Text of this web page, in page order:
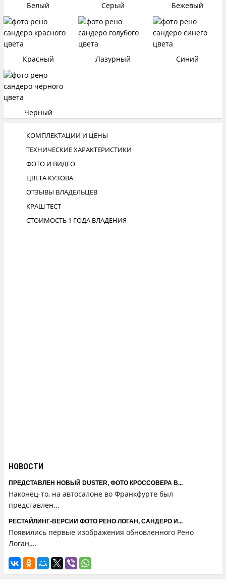
Белый Cерый Бежевый
Красный Лазурный Синий
Черный
КОМПЛЕКТАЦИИ И ЦЕНЫ
ТЕХНИЧЕСКИЕ ХАРАКТЕРИСТИКИ
ФОТО И ВИДЕО
ЦВЕТА КУЗОВА
ОТЗЫВЫ ВЛАДЕЛЬЦЕВ
КРАШ ТЕСТ
СТОИМОСТЬ 1 ГОДА ВЛАДЕНИЯ
НОВОСТИ
ПРЕДСТАВЛЕН НОВЫЙ DUSTER, ФОТО КРОССОВЕРА В...
Наконец-то, на автосалоне во Франкфурте был
представлен...
РЕСТАЙЛИНГ-ВЕРСИИ ФОТО РЕНО ЛОГАН, САНДЕРО И...
Появились первые изображения обновленного Рено
Логан,...